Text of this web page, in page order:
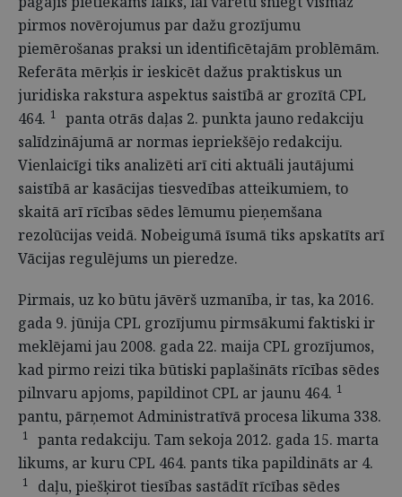
pirmos novērojumus par dažu grozījumu
piemērošanas praksi un identificētajām problēmām.
Referāta mērķis ir ieskicēt dažus praktiskus un
juridiska rakstura aspektus saistībā ar grozītā CPL
464. 1
panta otrās daļas 2. punkta jauno redakciju
salīdzinājumā ar normas iepriekšējo redakciju.
Vienlaicīgi tiks analizēti arī citi aktuāli jautājumi
saistībā ar kasācijas tiesvedības atteikumiem, to
skaitā arī rīcības sēdes lēmumu pieņemšana
rezolūcijas veidā. Nobeigumā īsumā tiks apskatīts arī
Vācijas regulējums un pieredze.
Pirmais, uz ko būtu jāvērš uzmanība, ir tas, ka 2016.
gada 9. jūnija CPL grozījumu pirmsākumi faktiski ir
meklējami jau 2008. gada 22. maija CPL grozījumos,
kad pirmo reizi tika būtiski paplašināts rīcības sēdes
pilnvaru apjoms, papildinot CPL ar jaunu 464. 1
pantu, pārņemot Administratīvā procesa likuma 338.
1
panta redakciju. Tam sekoja 2012. gada 15. marta
likums, ar kuru CPL 464. pants tika papildināts ar 4.
1
daļu, piešķirot tiesības sastādīt rīcības sēdes